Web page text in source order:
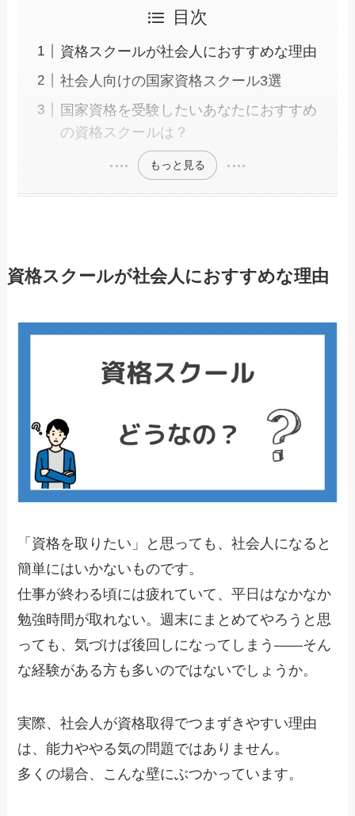
目次
資格スクールが社会人におすすめな理由
社会人向けの国家資格スクール3選
国家資格を受験したいあなたにおすすめ
の資格スクールは？
もっと見る
資格スクールが社会人におすすめな理由
「資格を取りたい」と思っても、社会人になると
簡単にはいかないものです。
仕事が終わる頃には疲れていて、平日はなかなか
勉強時間が取れない。週末にまとめてやろうと思
っても、気づけば後回しになってしまう——そん
な経験がある方も多いのではないでしょうか。
実際、社会人が資格取得でつまずきやすい理由
は、能力ややる気の問題ではありません。
多くの場合、こんな壁にぶつかっています。